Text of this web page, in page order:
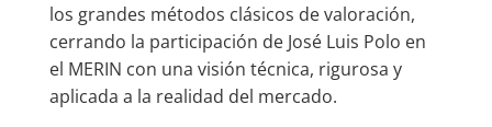
los grandes métodos clásicos de valoración,
cerrando la participación de José Luis Polo en
el MERIN con una visión técnica, rigurosa y
aplicada a la realidad del mercado.